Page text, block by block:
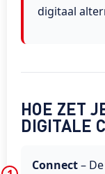
digitaal
HOE ZET
DIGITALE
Connect–